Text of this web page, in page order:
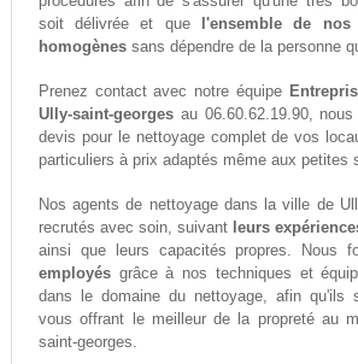
soit délivrée et que
l'ensemble de
homogènessans dépendre de la personne
Prenez contact avec notre équipe
Ully-saint-georgesau 06.60.62.19.90,
devis pour le nettoyage complet de vos
particuliers à prix adaptés même aux petites
Nos agents de nettoyage dans la ville de
recrutés avec soin, suivant leurs
ainsi que leurs capacités propres. Nous
employésgrâce à nos techniques et
dans le domaine du nettoyage, afin qu'ils
vous offrant le meilleur de la propreté au
saint-georges.